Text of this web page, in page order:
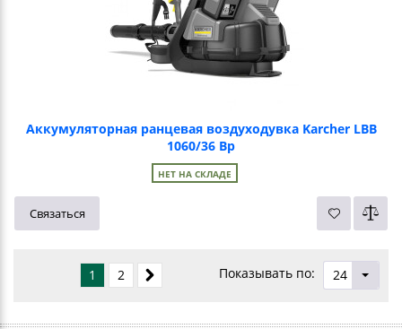
Аккумуляторная ранцевая воздуходувка Karcher LBB
1060/36 Bp
НЕТ НА СКЛАДЕ
Связаться
Показывать по: 24
1 2